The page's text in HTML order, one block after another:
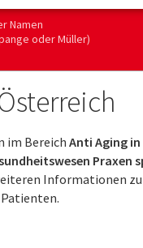
Namen
oder Müller)
im Bereich Anti Aging
Praxen
Informationen zu